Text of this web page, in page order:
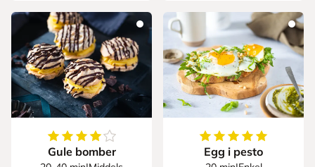
4.115044247787611
stjerner
Gule bomber
5av5stjerner
Egg i pesto